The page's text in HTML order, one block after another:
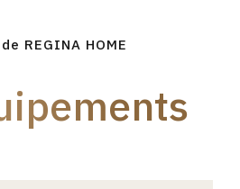
REGINA HOME